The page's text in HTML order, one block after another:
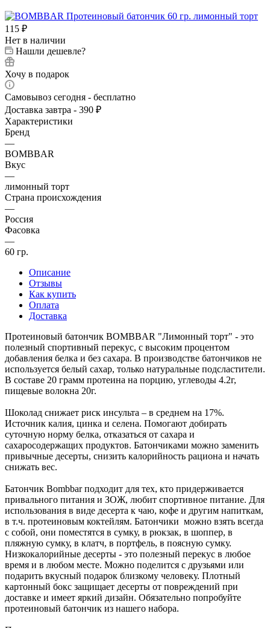
115 ₽
Нет в наличии
Нашли дешевле?
Хочу в подарок
Самовывоз сегодня - бесплатно
Доставка завтра - 390 ₽
Характеристики
Бренд
—
BOMBBAR
Вкус
—
лимонный торт
Страна происхождения
—
Россия
Фасовка
—
60 гр.
Описание
Отзывы
Как купить
Оплата
Доставка
Протеиновый батончик BOMBBAR "Лимонный торт" - это
полезный спортивный перекус, с высоким процентом
добавления белка и без сахара. В производстве батончиков не
используется белый сахар, только натуральные подсластители.
В составе 20 грамм протеина на порцию, углеводы 4.2г,
пищевые волокна 20г.
Шоколад снижает риск инсульта – в среднем на 17%.
Источник калия, цинка и селена. Помогают добирать
суточную норму белка, отказаться от сахара и
сахаросодержащих продуктов. Батончиками можно заменить
привычные десерты, снизить калорийность рациона и начать
снижать вес.
Батончик Bombbar подходит для тех, кто придерживается
привального питания и ЗОЖ, любит спортивное питание. Для
использования в виде десерта к чаю, кофе и другим напиткам,
в т.ч. протеиновым коктейлям. Батончики можно взять всегда
с собой, они поместятся в сумку, в рюкзак, в шоппер, в
пляжную сумку, в клатч, в портфель, в поясную сумку.
Низкокалорийные десерты - это полезный перекус в любое
время и в любом месте. Можно поделится с друзьями или
подарить вкусный подарок близкому человеку. Плотный
картонный бокс защищает десерты от повреждений при
доставке и имеет яркий дизайн. Обязательно попробуйте
протеиновый батончик из нашего набора.